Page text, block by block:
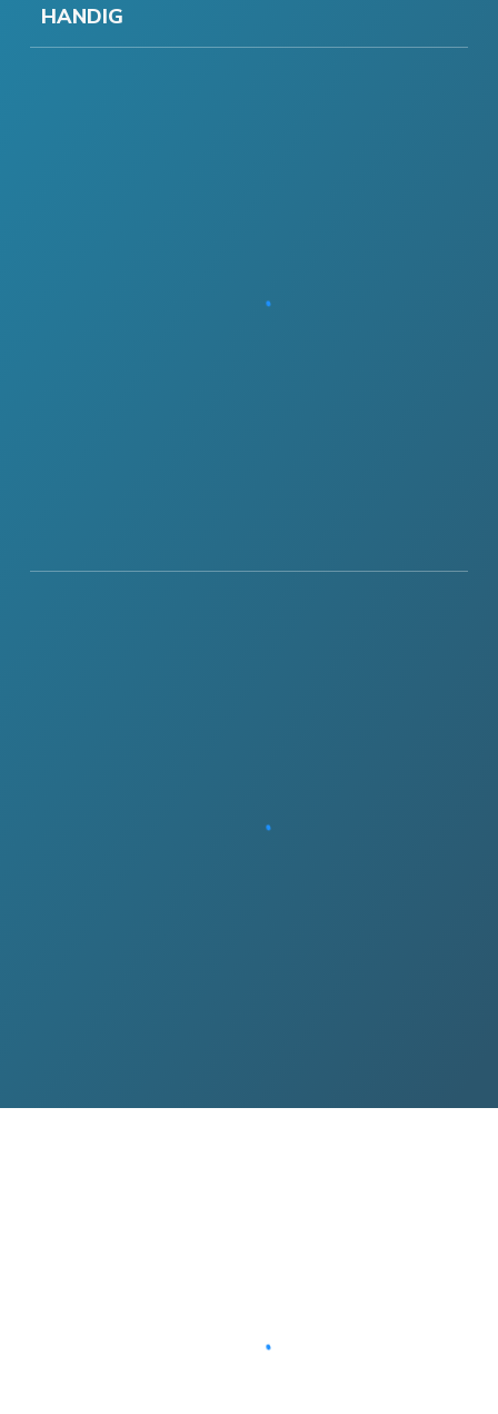
HANDIG